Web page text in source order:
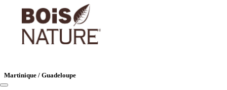
Martinique / Guadeloupe